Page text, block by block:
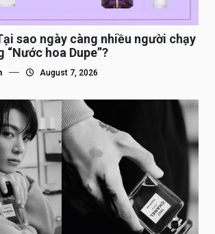
sao ngày càng nhiều người chạy
“Nước hoa Dupe”?
August 7, 2026